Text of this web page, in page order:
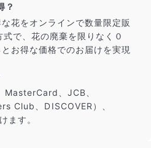
？
花をオンラインで数量限定販
で、花の廃棄を限りなく０
お得な価格でのお届けを実現
MasterCard、JCB、
Club、DISCOVER）、
ます。